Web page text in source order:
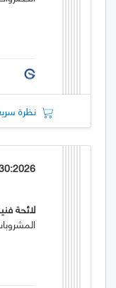
نظرة
لائحة